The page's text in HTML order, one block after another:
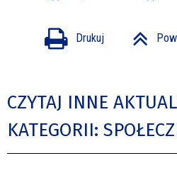
Drukuj
CZYTAJ INNE
KATEGORII: